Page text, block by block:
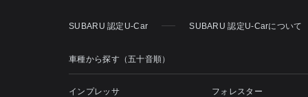
SUBARU 認定U-Car SUBARU 認定U-Carについて
車種から探す（五十音順）
インプレッサ フォレスター